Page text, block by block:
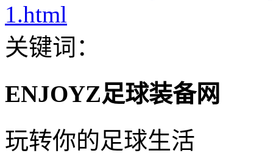
1.html
关键词：
ENJOYZ足球装备网
玩转你的足球生活